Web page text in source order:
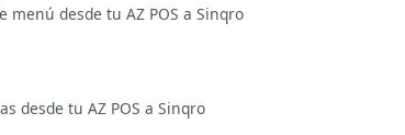
menú desde tu AZ POS a Sinqro
desde tu AZ POS a Sinqro